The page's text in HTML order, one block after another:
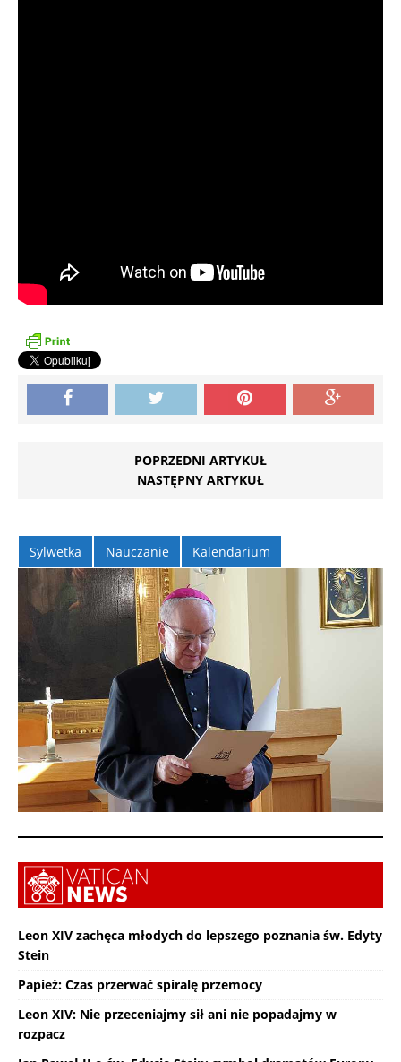
POPRZEDNI ARTYKUŁ
NASTĘPNY ARTYKUŁ
Sylwetka Nauczanie Kalendarium
Leon XIV zachęca młodych do lepszego poznania św. Edyty
Stein
Papież: Czas przerwać spiralę przemocy
Leon XIV: Nie przeceniajmy sił ani nie popadajmy w
rozpacz